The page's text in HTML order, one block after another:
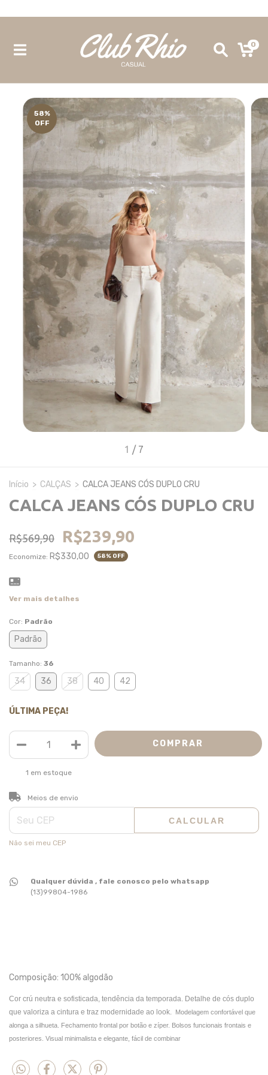
0
58%
OFF
1 / 7
Início > CALÇAS > CALCA JEANS CÓS DUPLO CRU
CALCA JEANS CÓS DUPLO CRU
R$569,90 R$239,90
Economize: R$330,00 58% OFF
Ver mais detalhes
Cor: Padrão
Padrão
Tamanho: 36
34 36 38 40 42
ÚLTIMA PEÇA!
1 em estoque
Entregas para o CEP:
Meios de envio
CALCULAR
Não sei meu CEP
Qualquer dúvida , fale conosco pelo whatsapp
(13)99804-1986
Composição: 100% algodão
Cor crú neutra e sofisticada, tendência da temporada. Detalhe de cós duplo
que valoriza a cintura e traz modernidade ao look. Modelagem confortável que
alonga a silhueta. Fechamento frontal por botão e zíper. Bolsos funcionais frontais e
posteriores. Visual minimalista e elegante, fácil de combinar